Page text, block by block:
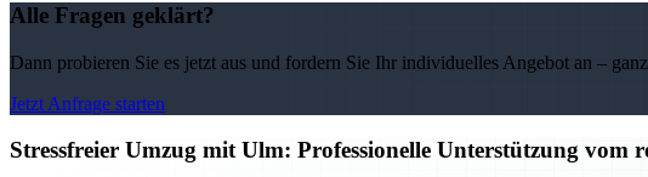
Alle Fragen geklärt?
Dann probieren Sie es jetzt aus und fordern Sie Ihr individuelles Angebot an –
Jetzt Anfrage starten
Stressfreier Umzug mit Ulm: Professionelle Unterstützung vom